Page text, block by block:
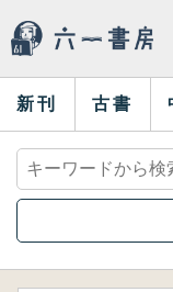
新刊 古書